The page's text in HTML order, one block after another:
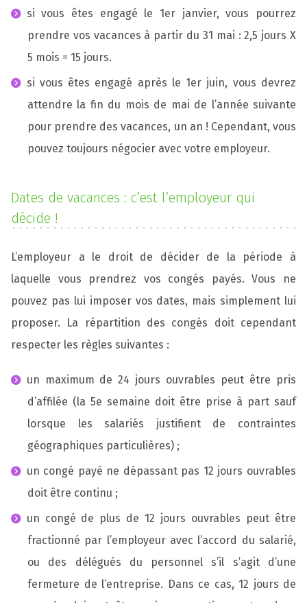
si vous êtes engagé le 1er janvier, vous pourrez
prendre vos vacances à partir du 31 mai : 2,5 jours X
5 mois = 15 jours.
si vous êtes engagé après le 1er juin, vous devrez
attendre la fin du mois de mai de l’année suivante
pour prendre des vacances, un an ! Cependant, vous
pouvez toujours négocier avec votre employeur.
Dates de vacances : c’est l’employeur qui
décide !
L’employeur a le droit de décider de la période à
laquelle vous prendrez vos congés payés. Vous ne
pouvez pas lui imposer vos dates, mais simplement lui
proposer. La répartition des congés doit cependant
respecter les règles suivantes :
un maximum de 24 jours ouvrables peut être pris
d’affilée (la 5e semaine doit être prise à part sauf
lorsque les salariés justifient de contraintes
géographiques particulières) ;
un congé payé ne dépassant pas 12 jours ouvrables
doit être continu ;
un congé de plus de 12 jours ouvrables peut être
fractionné par l’employeur avec l’accord du salarié,
ou des délégués du personnel s’il s’agit d’une
fermeture de l’entreprise. Dans ce cas, 12 jours de